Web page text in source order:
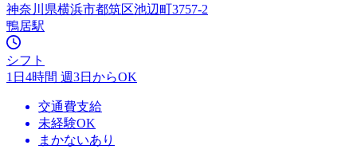
神奈川県横浜市都筑区池辺町3757-2
鴨居駅
シフト
1日4時間 週3日からOK
交通費支給
未経験OK
まかないあり